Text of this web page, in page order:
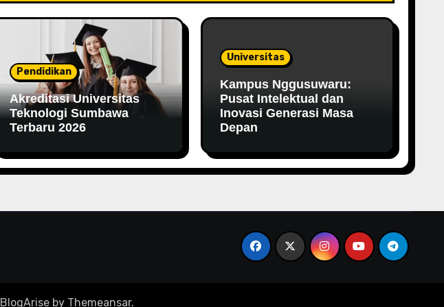
Pendidikan
Akreditasi Universitas
Teknologi Sumbawa
Terbaru 2026
Universitas
Kampus Nggusuwaru:
Pusat Intelektual dan
Inovasi Generasi Masa
Depan
BlogAriseby Themeansar.